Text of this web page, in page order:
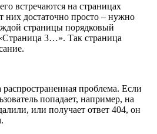
встречаются на страницах
них достаточно просто – нужно
страницы порядковый
3…». Так страница
проблема. Если
попадает, например, на
или получает ответ 404, он